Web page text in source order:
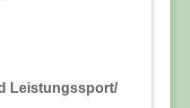
Leistungssport/